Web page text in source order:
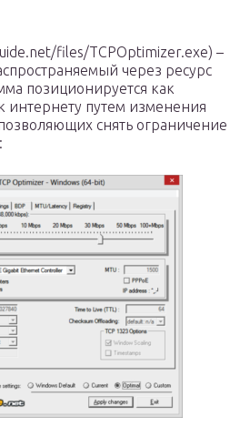
files/TCPOptimizer.exe) –
через ресурс
позиционируется как
интернету путем изменения
снять ограничение